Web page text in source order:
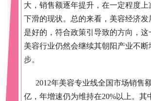
大，销售额逐年提升，在一定程度上
下滑的现状。总的来看，美容经济发
是好的，符合政策引导致的方向，这
美容行业仍然会继续其朝阳产业不断
步。
2012年美容专业线全国市场销售
亿，年增速仍为维持在20%以上。其